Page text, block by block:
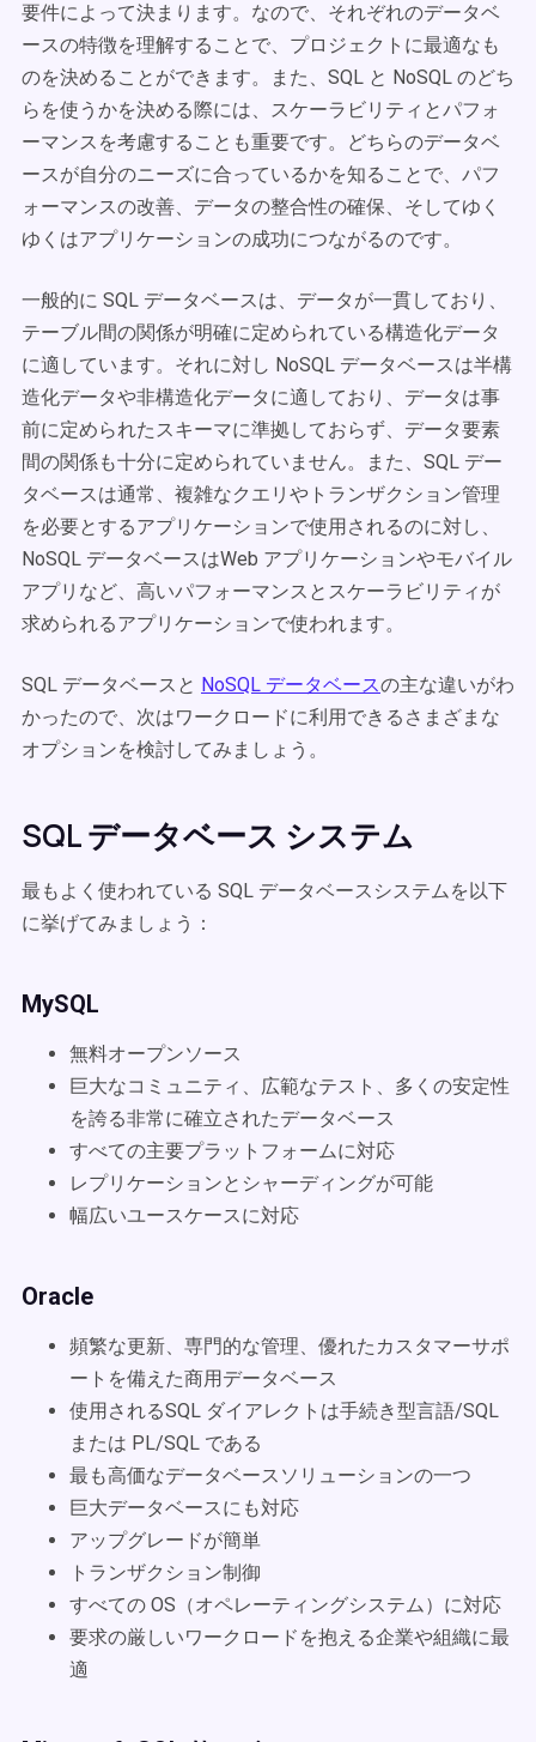
要件によって決まります。なので、それぞれのデータベ
ースの特徴を理解することで、プロジェクトに最適なも
のを決めることができます。また、SQL と NoSQL のどち
らを使うかを決める際には、スケーラビリティとパフォ
ーマンスを考慮することも重要です。どちらのデータベ
ースが自分のニーズに合っているかを知ることで、パフ
ォーマンスの改善、データの整合性の確保、そしてゆく
ゆくはアプリケーションの成功につながるのです。
一般的に SQL データベースは、データが一貫しており、
テーブル間の関係が明確に定められている構造化データ
に適しています。それに対し NoSQL データベースは半構
造化データや非構造化データに適しており、データは事
前に定められたスキーマに準拠しておらず、データ要素
間の関係も十分に定められていません。また、SQL デー
タベースは通常、複雑なクエリやトランザクション管理
を必要とするアプリケーションで使用されるのに対し、
NoSQL データベースはWeb アプリケーションやモバイル
アプリなど、高いパフォーマンスとスケーラビリティが
求められるアプリケーションで使われます。
SQL データベースと NoSQL データベースの主な違いがわ
かったので、次はワークロードに利用できるさまざまな
オプションを検討してみましょう。
SQL データベース システム
最もよく使われている SQL データベースシステムを以下
に挙げてみましょう：
MySQL
無料オープンソース
巨大なコミュニティ、広範なテスト、多くの安定性
を誇る非常に確立されたデータベース
すべての主要プラットフォームに対応
レプリケーションとシャーディングが可能
幅広いユースケースに対応
Oracle
頻繁な更新、専門的な管理、優れたカスタマーサポ
ートを備えた商用データベース
使用されるSQL ダイアレクトは手続き型言語/SQL
または PL/SQL である
最も高価なデータベースソリューションの一つ
巨大データベースにも対応
アップグレードが簡単
トランザクション制御
すべての OS（オペレーティングシステム）に対応
要求の厳しいワークロードを抱える企業や組織に最
適